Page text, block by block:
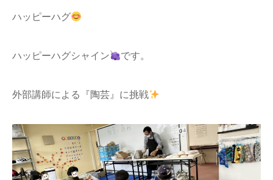
ハッピーハグ
ハッピーハグシャイン です。
外部講師による『陶芸』に挑戦